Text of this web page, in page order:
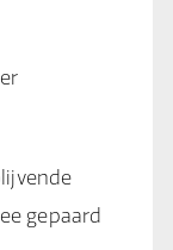
gepaard